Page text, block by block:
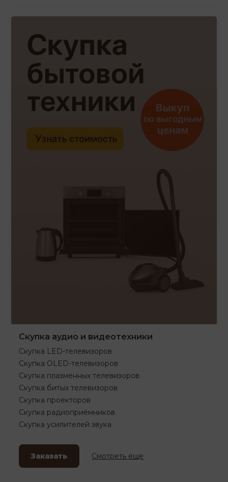
Скупка аудио и видеотехники
Скупка LED-телевизоров
Скупка OLED-телевизоров
Скупка плазменных телевизоров
Скупка битых телевизоров
Скупка проекторов
Скупка радиоприёмников
Скупка усилителей звука
Заказать Смотреть еще